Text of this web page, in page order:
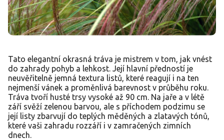
Tato elegantní okrasná tráva je mistrem v tom, jak vnést
do zahrady pohyb a lehkost. Její hlavní předností je
neuvěřitelně jemná textura listů, které reagují i na ten
nejmenší vánek a proměnlivá barevnost v průběhu roku.
Tráva tvoří husté trsy vysoké až 90 cm. Na jaře a v létě
září svěží zelenou barvou, ale s příchodem podzimu se
její listy zbarvují do teplých měděných a zlatavých tónů,
které vaši zahradu rozzáří i v zamračených zimních
dnech.